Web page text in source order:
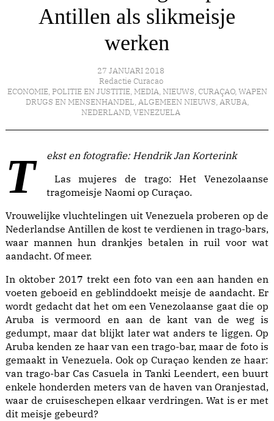
Antillen als slikmeisje
werken
27 JANUARI 2018
Redactie Curacao
ECONOMIE, POLITIE EN JUSTITIE, MEDIA, NIEUWS, CURAÇAO, WAPEN
DRUGS EN MENSENHANDEL, ALGEMEEN NIEUWS, ARUBA,
NEDERLAND, VENEZUELA
Tekst en fotografie: Hendrik Jan Korterink
Las mujeres de trago: Het Venezolaanse
tragomeisje Naomi op Curaçao.
Vrouwelijke vluchtelingen uit Venezuela proberen op de
Nederlandse Antillen de kost te verdienen in trago-bars,
waar mannen hun drankjes betalen in ruil voor wat
aandacht. Of meer.
In oktober 2017 trekt een foto van een aan handen en
voeten geboeid en geblinddoekt meisje de aandacht. Er
wordt gedacht dat het om een Venezolaanse gaat die op
Aruba is vermoord en aan de kant van de weg is
gedumpt, maar dat blijkt later wat anders te liggen. Op
Aruba kenden ze haar van een trago-bar, maar de foto is
gemaakt in Venezuela. Ook op Curaçao kenden ze haar:
van trago-bar Cas Casuela in Tanki Leendert, een buurt
enkele honderden meters van de haven van Oranjestad,
waar de cruiseschepen elkaar verdringen. Wat is er met
dit meisje gebeurd?